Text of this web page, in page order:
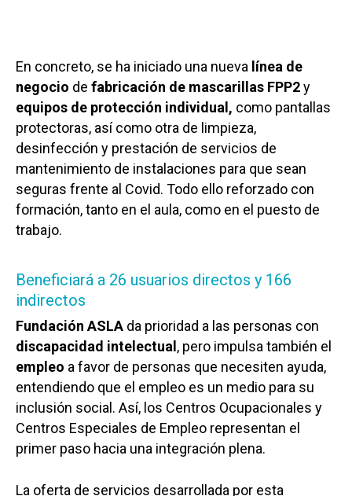
En concreto, se ha iniciado una nueva línea de
negocio de fabricación de mascarillas FPP2y
equipos de protección individual, como pantallas
protectoras, así como otra de limpieza,
desinfección y prestación de servicios de
mantenimiento de instalaciones para que sean
seguras frente al Covid. Todo ello reforzado con
formación, tanto en el aula, como en el puesto de
trabajo.
Beneficiará a 26 usuarios directos y 166
indirectos
Fundación ASLA da prioridad a las personas con
discapacidad intelectual, pero impulsa también el
empleo a favor de personas que necesiten ayuda,
entendiendo que el empleo es un medio para su
inclusión social. Así, los Centros Ocupacionales y
Centros Especiales de Empleo representan el
primer paso hacia una integración plena.
La oferta de servicios desarrollada por esta